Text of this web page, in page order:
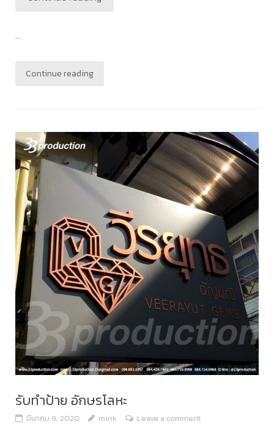
...
Continue reading
รับทำป้าย อักษรโลหะ
มีนาคม 9, 2020 mink Leave a comment